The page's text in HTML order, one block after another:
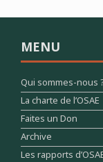
MENU
Qui sommes-nous
La charte de l’OSAE
Faites un Don
Archive
Les rapports